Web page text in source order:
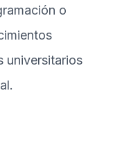
o
universitarios